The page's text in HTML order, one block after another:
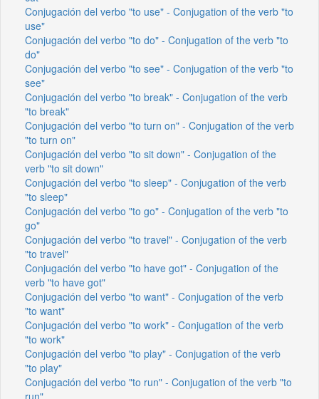
Conjugación del verbo "to use" - Conjugation of the verb "to
use"
Conjugación del verbo "to do" - Conjugation of the verb "to
do"
Conjugación del verbo "to see" - Conjugation of the verb "to
see"
Conjugación del verbo "to break" - Conjugation of the verb
"to break"
Conjugación del verbo "to turn on" - Conjugation of the verb
"to turn on"
Conjugación del verbo "to sit down" - Conjugation of the
verb "to sit down"
Conjugación del verbo "to sleep" - Conjugation of the verb
"to sleep"
Conjugación del verbo "to go" - Conjugation of the verb "to
go"
Conjugación del verbo "to travel" - Conjugation of the verb
"to travel"
Conjugación del verbo "to have got" - Conjugation of the
verb "to have got"
Conjugación del verbo "to want" - Conjugation of the verb
"to want"
Conjugación del verbo "to work" - Conjugation of the verb
"to work"
Conjugación del verbo "to play" - Conjugation of the verb
"to play"
Conjugación del verbo "to run" - Conjugation of the verb "to
run"